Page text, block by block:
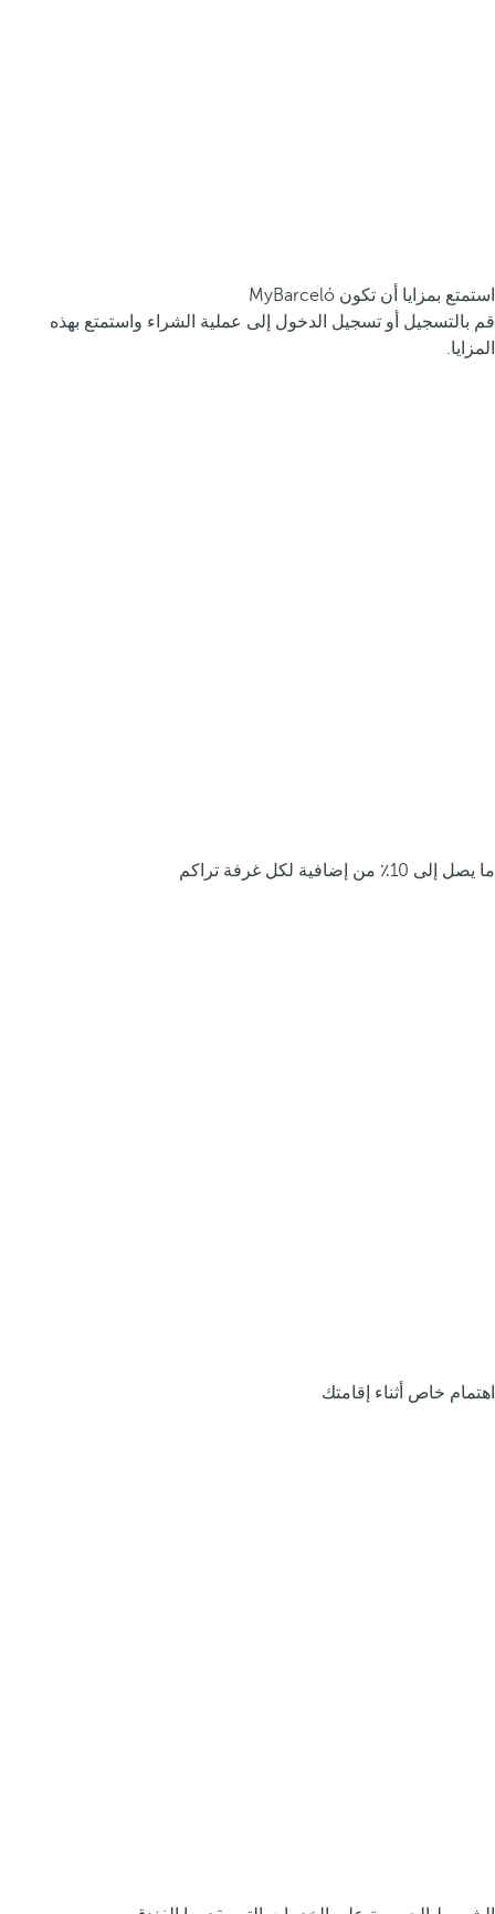
استمتع بمزايا أن تكون MyBarceló
قم بالتسجيل أو تسجيل الدخول إلى عملية الشراء واستمتع بهذه
المزايا.
ما يصل إلى 10٪ من إضافية لكل غرفة تراكم
اهتمام خاص أثناء إقامتك